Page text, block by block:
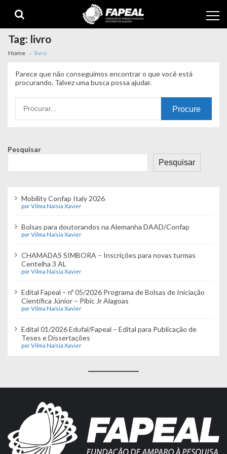
navigation
content
Tag: livro
Home livro
Parece que não conseguimos encontrar o que você está
procurando. Talvez uma busca possa ajudar.
por:
Pesquisar
Pesquisar
Mobility Confap Italy 2026
por Vilma Naísia Xavier
Bolsas para doutorandos na Alemanha DAAD/Confap
por Vilma Naísia Xavier
CHAMADAS SIMBORA – Inscrições para novas turmas
Centelha 3 AL
por Vilma Naísia Xavier
Edital Fapeal – nº 05/2026 Programa de Bolsas de Iniciação
Científica Júnior – Pibic Jr Alagoas
por Vilma Naísia Xavier
Edital 01/2026 Edufal/Fapeal – Edital para Publicação de
Teses e Dissertações
por Vilma Naísia Xavier